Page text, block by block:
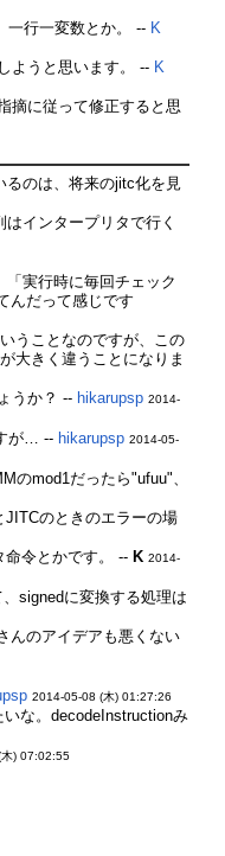
一行一変数とか。 -- K
ようと思います。 -- K
摘に従って修正すると思
のは、将来のjitc化を見
インタープリタで行く
実行時に毎回チェック
んだって感じです
うことなのですが、この
大きく違うことになりま
うか？ -- hikarupsp 2014-
が… -- hikarupsp 2014-05-
のmod1だったら"ufuu"、
JITCのときのエラーの場
命令とかです。 --K 2014-
signedに変換する処理は
んのアイデアも悪くない
2014-05-08 (木) 01:27:26
な。decodeInstructionみ
) 07:02:55